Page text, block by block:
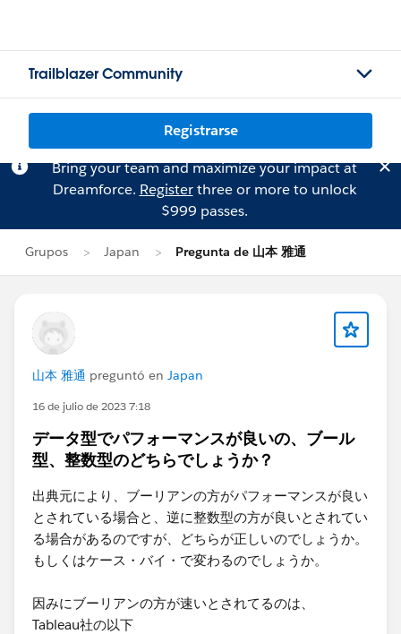
Trailblazer Community
Registrarse
Bring your team and maximize your impact at
Dreamforce. Registerthree or more to unlock
$999 passes.
Grupos Japan Pregunta de 山本 雅通
山本 雅通 preguntó en Japan
16 de julio de 2023 7:18
データ型でパフォーマンスが良いの、ブール
型、整数型のどちらでしょうか？
出典元により、ブーリアンの方がパフォーマンスが良い
とされている場合と、逆に整数型の方が良いとされてい
る場合があるのですが、どちらが正しいのでしょうか。
もしくはケース・バイ・で変わるのでしょうか。
因みにブーリアンの方が速いとされてるのは、
Tableau社の以下